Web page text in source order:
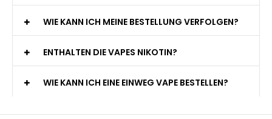
WIE KANN ICH MEINE BESTELLUNG VERFOLGEN?
ENTHALTEN DIE VAPES NIKOTIN?
WIE KANN ICH EINE EINWEG VAPE BESTELLEN?